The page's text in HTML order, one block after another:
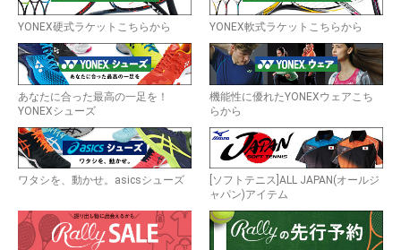
YONEX硬式ラケットこちらから YONEX軟式ラケットこちらから
あなたに合った最高の一足を！
YONEXシューズ
機能性に優れたYONEXウェアこち
らから
ワタシを、動かせ。asicsシューズ
[ソフトテニス]ALL JAPAN(オールジ
ャパン)アイテム